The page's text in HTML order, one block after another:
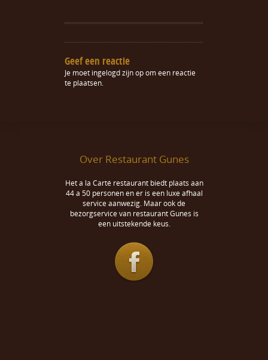
Geef een reactie
Je moet ingelogd zijn opom een reactie
te plaatsen.
Over Restaurant Gunes
Het a la Carté restaurant biedt plaats aan
44 a 50 personen en er is een luxe afhaal
service aanwezig. Maar ook de
bezorgservice van restaurant Gunes is
een uitstekende keus.